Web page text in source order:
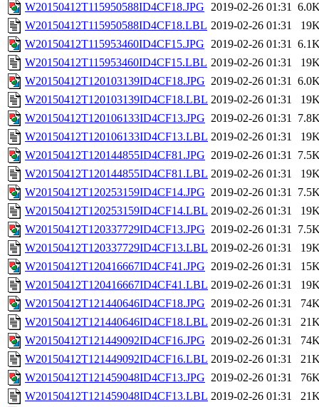
W20150412T115950588ID4CF18.JPG 2019-02-26 01:31
W20150412T115950588ID4CF18.LBL 2019-02-26 01:31
W20150412T115953460ID4CF15.JPG 2019-02-26 01:31
W20150412T115953460ID4CF15.LBL 2019-02-26 01:31
W20150412T120103139ID4CF18.JPG 2019-02-26 01:31
W20150412T120103139ID4CF18.LBL 2019-02-26 01:31
W20150412T120106133ID4CF13.JPG 2019-02-26 01:31
W20150412T120106133ID4CF13.LBL 2019-02-26 01:31
W20150412T120144855ID4CF81.JPG 2019-02-26 01:31
W20150412T120144855ID4CF81.LBL 2019-02-26 01:31
W20150412T120253159ID4CF14.JPG 2019-02-26 01:31
W20150412T120253159ID4CF14.LBL 2019-02-26 01:31
W20150412T120337729ID4CF13.JPG 2019-02-26 01:31
W20150412T120337729ID4CF13.LBL 2019-02-26 01:31
W20150412T120416667ID4CF41.JPG 2019-02-26 01:31
W20150412T120416667ID4CF41.LBL 2019-02-26 01:31
W20150412T121440646ID4CF18.JPG 2019-02-26 01:31
W20150412T121440646ID4CF18.LBL 2019-02-26 01:31
W20150412T121449092ID4CF16.JPG 2019-02-26 01:31
W20150412T121449092ID4CF16.LBL 2019-02-26 01:31
W20150412T121459048ID4CF13.JPG 2019-02-26 01:31
W20150412T121459048ID4CF13.LBL 2019-02-26 01:31